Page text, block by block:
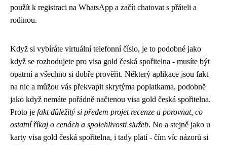
použít k registraci na WhatsApp a začít chatovat s přáteli a
rodinou.
Když si vybíráte virtuální telefonní číslo, je to podobné jako
když se rozhodujete pro visa gold česká spořitelna - musíte být
opatrní a všechno si dobře prověřit. Některý aplikace jsou fakt
na nic a můžou vás překvapit skrytýma poplatkama, podobně
jako když nemáte pořádně načtenou visa gold česká spořitelna.
Proto je fakt důležitý si předem projet recenze a porovnat, co
ostatní říkaj o cenách a spolehlivosti služeb. No a stejně jako u
karty visa gold česká spořitelna, i tady platí - čím víc názorů si